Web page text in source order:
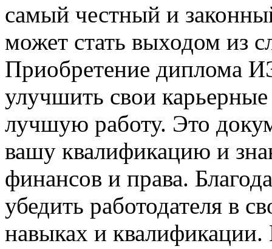
самый честный и
может стать выходом из
Приобретение диплома
улучшить свои
лучшую работу. Это
вашу квалификацию и
финансов и права.
убедить работодателя в
навыках и